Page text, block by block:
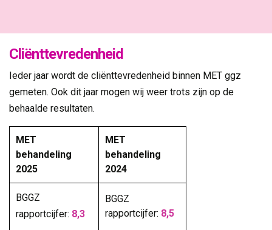
Cliënttevredenheid
Ieder jaar wordt de cliënttevredenheid binnen MET ggz
gemeten. Ook dit jaar mogen wij weer trots zijn op de
behaalde resultaten.
MET
behandeling
2025
MET
behandeling
2024
BGGZ
rapportcijfer: 8,3
BGGZ
rapportcijfer: 8,5